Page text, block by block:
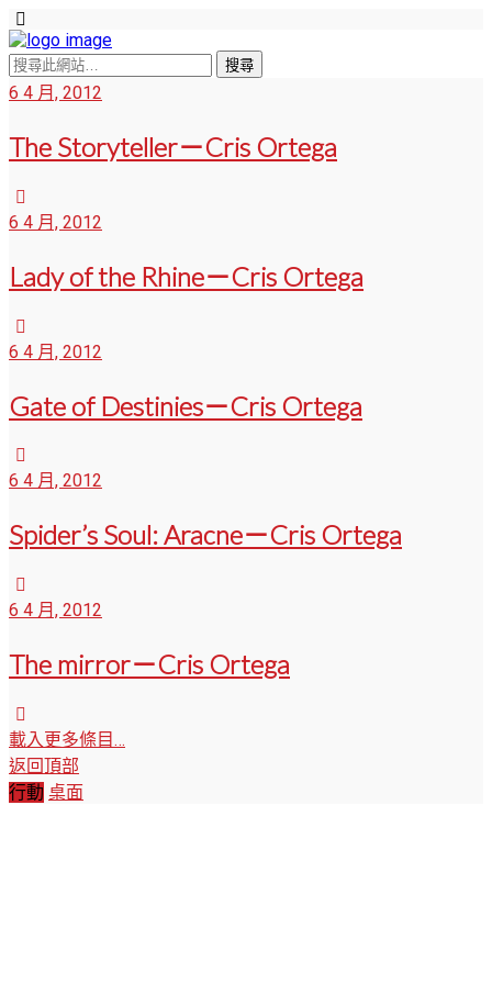
6 4 月, 2012
The Storyteller－Cris Ortega
6 4 月, 2012
Lady of the Rhine－Cris Ortega
6 4 月, 2012
Gate of Destinies－Cris Ortega
6 4 月, 2012
Spider’s Soul: Aracne－Cris Ortega
6 4 月, 2012
The mirror－Cris Ortega
載入更多條目…
返回頂部
行動 桌面